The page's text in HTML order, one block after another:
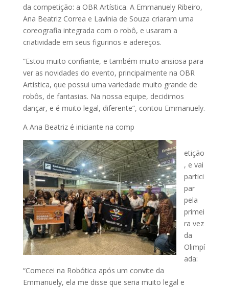
da competição: a OBR Artística. A Emmanuely Ribeiro,
Ana Beatriz Correa e Lavínia de Souza criaram uma
coreografia integrada com o robô, e usaram a
criatividade em seus figurinos e adereços.
“Estou muito confiante, e também muito ansiosa para
ver as novidades do evento, principalmente na OBR
Artística, que possui uma variedade muito grande de
robôs, de fantasias. Na nossa equipe, decidimos
dançar, e é muito legal, diferente”, contou Emmanuely.
A Ana Beatriz é iniciante na comp
etição
, e vai
partici
par
pela
primei
ra vez
da
Olimpí
ada:
“Comecei na Robótica após um convite da
Emmanuely, ela me disse que seria muito legal e